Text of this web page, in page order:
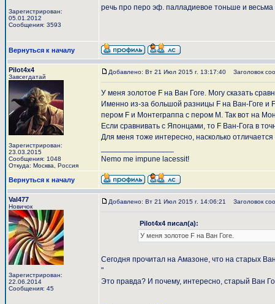
Зарегистрирован:
05.01.2012
Сообщения: 3593
речь про перо эф. палладиевое тоньше и весьма
Вернуться к началу
Pilot4x4
Завсегдатай
Зарегистрирован:
23.03.2015
Сообщения: 1048
Откуда: Москва, Россия
Добавлено: Вт 21 Июл 2015 г. 13:17:40 Заголовок
У меня золотое F на Ван Гоге. Могу сказать
Именно из-за большой разницы F на Ван-Гоге и
пером F и Монтеграппа с пером М. Так вот на
Если сравнивать с Японцами, то F Ван-Гога в
Для меня тоже интересно, насколько
Nemo me impune lacessit!
Вернуться к началу
Val477
Новичок
Зарегистрирован:
22.06.2014
Сообщения: 45
Добавлено: Вт 21 Июл 2015 г. 14:06:21 Заголовок
Pilot4x4 писал(а):
У меня золотое F на Ван Гоге.
Сегодня прочитал на Амазоне, что на старых
"
Это правда? И почему, интересно, старый Ван